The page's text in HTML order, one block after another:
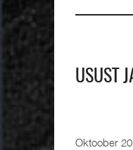
USUST
Oktoober